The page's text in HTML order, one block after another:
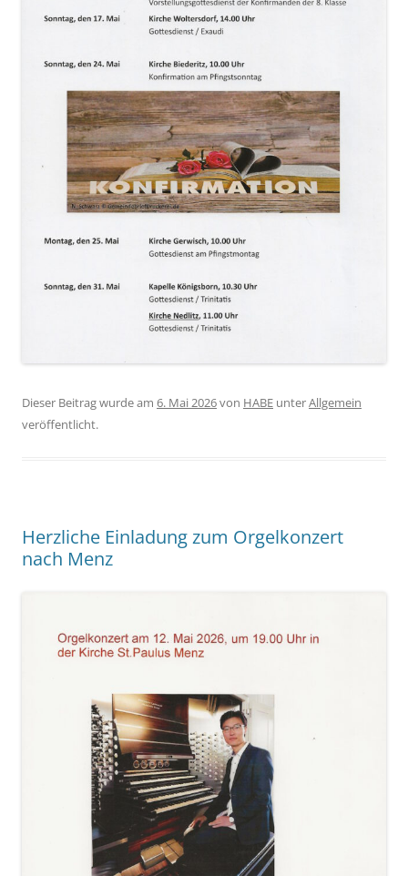
Dieser Beitrag wurde am 6. Mai 2026von HABE unterAllgemein
veröffentlicht.
Herzliche Einladung zum Orgelkonzert
nach Menz